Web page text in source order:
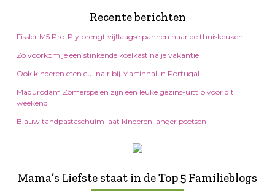
Recente berichten
Fissler M5 Pro-Ply brengt vijflaagse pannen naar de thuiskeuken
Zo voorkom je een stinkende koelkast na je vakantie
Ook kinderen eten culinair bij Martinhal in Portugal
Madurodam Zomerspelen zijn een leuke gezins-uittip voor dit
weekend
Blauw tandpastaschuim laat kinderen langer poetsen
Mama’s Liefste staat in de Top 5 Familieblogs